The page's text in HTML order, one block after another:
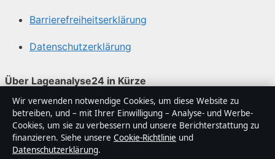
Barrierefreiheitserklärung
Datenschutzerklärung
Über Lageanalyse24 in Kürze
Lageanalyse24 ist ein unabhängiger digitaler
Nachrichtenanbieter mit Fokus auf Politik, Wirtschaft,
Technik und Gesellschaft in Deutschland. Jeder Artikel
trägt eine Byline, wird von einem Redakteur geprüft und
Wir verwenden notwendige Cookies, um diese Website zu
betreiben, und – mit Ihrer Einwilligung – Analyse- und Werbe-
Cookies, um sie zu verbessern und unsere Berichterstattung zu
finanzieren. Siehe unsere Cookie-Richtlinie und
Datenschutzerklärung.